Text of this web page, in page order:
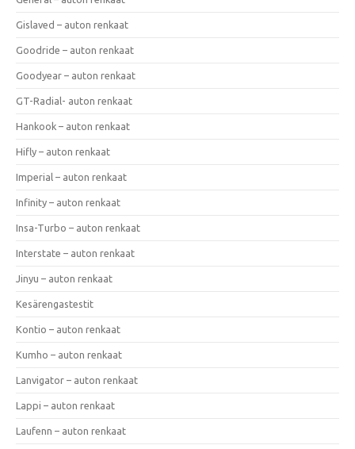
Gislaved – auton renkaat
Goodride – auton renkaat
Goodyear – auton renkaat
GT-Radial- auton renkaat
Hankook – auton renkaat
Hifly – auton renkaat
Imperial – auton renkaat
Infinity – auton renkaat
Insa-Turbo – auton renkaat
Interstate – auton renkaat
Jinyu – auton renkaat
Kesärengastestit
Kontio – auton renkaat
Kumho – auton renkaat
Lanvigator – auton renkaat
Lappi – auton renkaat
Laufenn – auton renkaat